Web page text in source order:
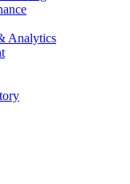
Analytics